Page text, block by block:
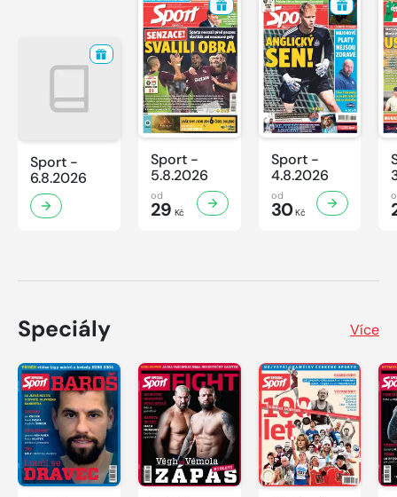
Sport -
6.8.2026
Sport -
5.8.2026
od
29 Kč
Sport -
4.8.2026
od
30Kč
Speciály Více